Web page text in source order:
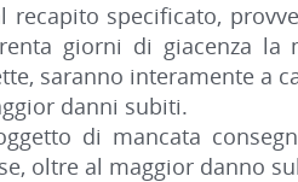
specificato,
giorni di giacenza la
saranno interamente a
danni subiti.
di mancata
oltre al maggior danno